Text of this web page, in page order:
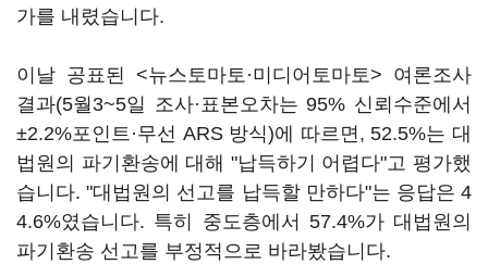
가를 내렸습니다.
이날 공표된 <뉴스토마토·미디어토마토> 여론조사
결과(5월3~5일 조사·표본오차는 95% 신뢰수준에서
±2.2%포인트·무선 ARS 방식)에 따르면, 52.5%는 대
법원의 파기환송에 대해 "납득하기 어렵다"고 평가했
습니다. "대법원의 선고를 납득할 만하다"는 응답은 4
4.6%였습니다. 특히 중도층에서 57.4%가 대법원의
파기환송 선고를 부정적으로 바라봤습니다.